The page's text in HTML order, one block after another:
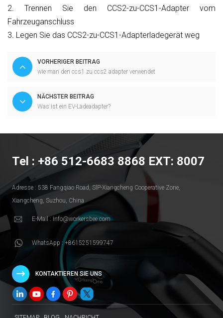
2. Trennen Sie den CCS2-zu-CCS1-Adapter vom
Fahrzeuganschluss
3. Legen Sie das CCS2-zu-CCS1-Adapterladegerät weg
VORHERIGER BEITRAG
wie man den ccs1 zu ccs2 adapter verwendet
NÄCHSTER BEITRAG
Was ist ein EV-Ladeadapter?
Tel : +86 512-6683 8868 EXT: 8007
Adresse : 538 Fangqiao Road, SlP-Xiangcheng Cooperative Zone,
Xiangcheng, Suzhou, China
E-Mail : info@workersbee.com
WhatsApp : +8615251599747
KONTAKTIEREN SIE UNS